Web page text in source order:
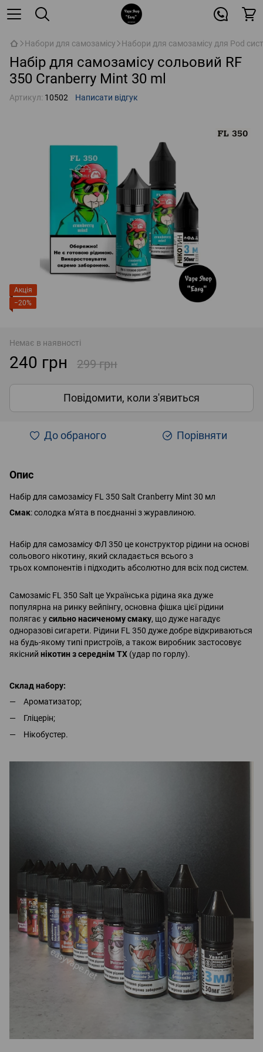
Набори для самозамісу Набори для самозамісу для Pod
Набір для самозамісу сольовий RF
350 Cranberry Mint 30 ml
Артикул: 10502 Написати відгук
Акція
−20%
Немає в наявності
240 грн 299 грн
Повідомити, коли з'явиться
До обраного Порівняти
Опис
Набір для самозамісу FL 350 Salt Cranberry Mint 30 мл
Смак: солодка м'ята в поєднанні з журавлиною.
Набір для самозамісу ФЛ 350 це конструктор рідини на основі
сольового нікотину, який складається всього з
трьох компонентів і підходить абсолютно для всіх под систем.
Самозаміс FL 350 Salt це Українська рідина яка дуже
популярна на ринку вейпінгу, основна фішка цієї рідини
полягає усильно насиченому смаку, що дуже нагадує
одноразові сигарети. Рідини FL 350 дуже добре відкриваються
на будь-якому типі пристроїв, а також виробник застосовує
якісний нікотин з середнім ТХ (удар по горлу).
Склад набору:
Ароматизатор;
Гліцерін;
Нікобустер.